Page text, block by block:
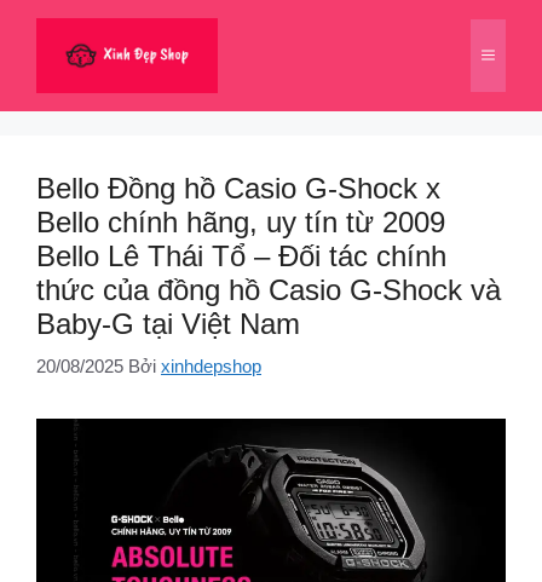
dung
Menu
Bello Đồng hồ Casio G-Shock x
Bello chính hãng, uy tín từ 2009
Bello Lê Thái Tổ – Đối tác chính
thức của đồng hồ Casio G-Shock và
Baby-G tại Việt Nam
20/08/2025 Bởi xinhdepshop